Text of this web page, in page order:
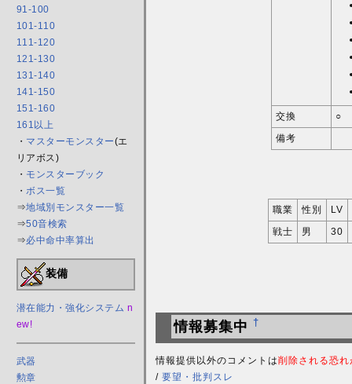
91-100
101-110
111-120
121-130
131-140
141-150
151-160
161以上
・ マスターモンスター(エ
リアボス)
・ モンスターブック
・ ボス一覧
⇒地域別モンスター一覧
⇒50音検索
⇒必中命中率算出
装備
潜在能力・強化システム n
ew!
武器
勲章
交換
○
備考
職業 性別 LV
戦士
男 30
情報募集中 †
情報提供以外のコメントは削除される恐
/ 要望・批判スレ